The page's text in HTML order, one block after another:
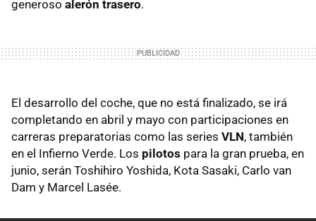
generoso alerón trasero.
El desarrollo del coche, que no está finalizado, se irá
completando en abril y mayo con participaciones en
carreras preparatorias como las series VLN, también
en el Infierno Verde. Los pilotos para la gran prueba, en
junio, serán Toshihiro Yoshida, Kota Sasaki, Carlo van
Dam y Marcel Lasée.